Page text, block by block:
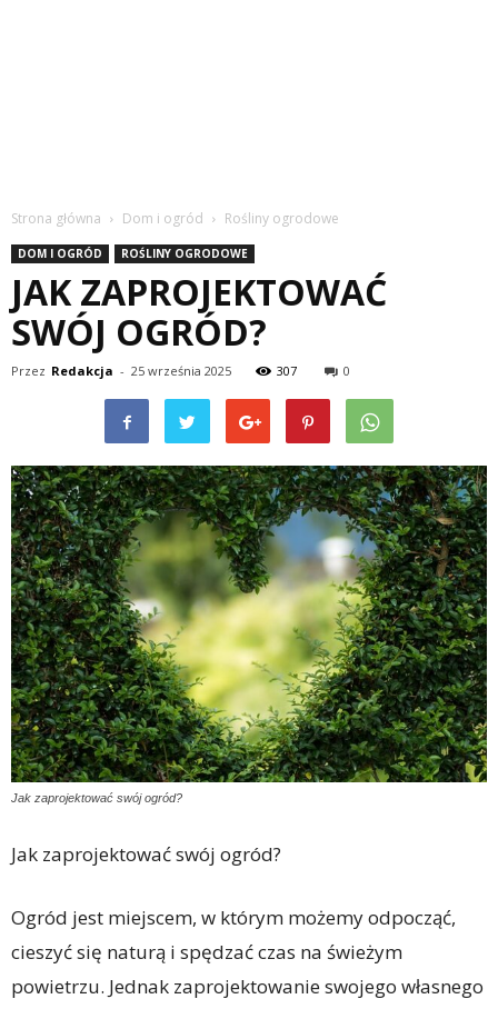
Strona główna Dom i ogród Rośliny ogrodowe
DOM I OGRÓD ROŚLINY OGRODOWE
JAK ZAPROJEKTOWAĆ
SWÓJ OGRÓD?
Przez Redakcja - 25 września 2025 307 0
Jak zaprojektować swój ogród?
Jak zaprojektować swój ogród?
Ogród jest miejscem, w którym możemy odpocząć,
cieszyć się naturą i spędzać czas na świeżym
powietrzu. Jednak zaprojektowanie swojego własnego